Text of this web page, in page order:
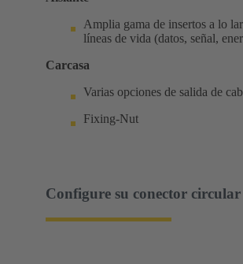
Amplia gama de insertos a lo
líneas de vida (datos, señal,
Carcasa
Varias opciones de salida de
Fixing-Nut
Configure su conector